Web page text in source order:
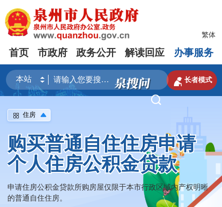
繁体
首页 市政府 政务公开 解读回应 办事服务

 长者模式
住房
购买普通自住住房申请
个人住房公积金贷款
申请住房公积金贷款所购房屋仅限于本市行政区域内产权明晰
的普通自住住房。